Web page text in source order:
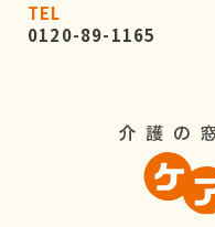
TEL
0120-89-1165